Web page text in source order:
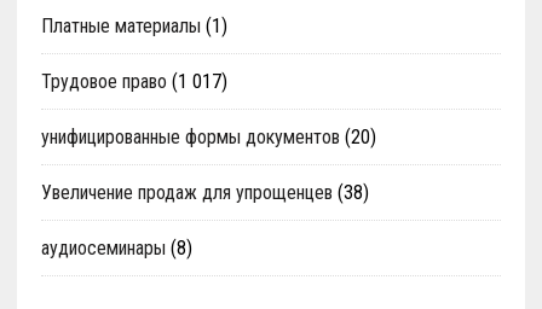
Платные материалы (1)
Трудовое право (1 017)
унифицированные формы документов (20)
Увеличение продаж для упрощенцев (38)
аудиосеминары (8)